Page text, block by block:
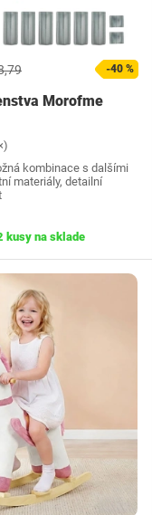
-40 %
Morofme
kombinace s dalšími
materiály, detailní
kusy na sklade